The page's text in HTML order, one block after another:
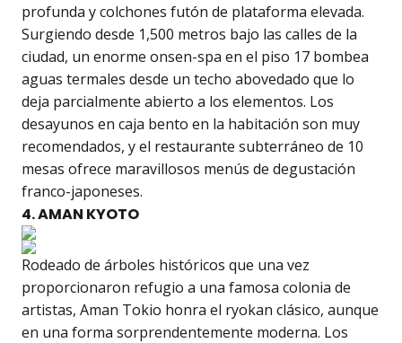
profunda y colchones futón de plataforma elevada.
Surgiendo desde 1,500 metros bajo las calles de la
ciudad, un enorme onsen-spa en el piso 17 bombea
aguas termales desde un techo abovedado que lo
deja parcialmente abierto a los elementos. Los
desayunos en caja bento en la habitación son muy
recomendados, y el restaurante subterráneo de 10
mesas ofrece maravillosos menús de degustación
franco-japoneses.
4. AMAN KYOTO
Rodeado de árboles históricos que una vez
proporcionaron refugio a una famosa colonia de
artistas, Aman Tokio honra el ryokan clásico, aunque
en una forma sorprendentemente moderna. Los